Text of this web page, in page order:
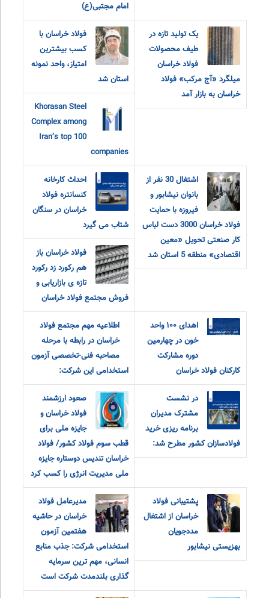
امام مجتبی(ع)
یک تولید تازه در
طیف محصولات
فولاد خراسان
میلگرد «آج مرکب» فولاد
خراسان به بازار آمد
فولاد خراسان با
کسب بیشترین
امتیاز، واحد نمونه
استان شد
Khorasan Steel
Complex among
Iran’s top 100
companies
اشتغال 30 نفر از
بانوان نیشابور و
فیروزه با حمایت
فولاد خراسان 3000 دست لباس
کار صنعتی تحویل «معین
اقتصادی» منطقه 5 استان شد
احداث کارخانه
کنسانتره فولاد
خراسان در سنگان
شتاب می گیرد
فولاد خراسان باز
هم رکورد زد رکورد
تازه ی بازاریابی و
فروش مجتمع فولاد خراسان
اهدای ۱۰۰ واحد
خون در چهارمین
دوره مشارکت
کارکنان فولاد خراسان
اطلاعیه مهم مجتمع فولاد
خراسان در رابطه با مرحله
مصاحبه فنی-تخصصی آزمون
استخدامی این شرکت:
در نشست
مشترک مدیران
برنامه ریزی خرید
فولادسازان کشور مطرح شد:
صعود ارزشمند
فولاد خراسان و
جایزه ملی برای
قطب سوم فولاد کشور/ فولاد
خراسان تندیس دوستاره جایزه
ملی مدیریت انرژی را کسب کرد
پشتیبانی فولاد
خراسان از اشتغال
مددجویان
بهزیستی نیشابور
مدیرعامل فولاد
خراسان در حاشیه
هفتمین آزمون
استخدامی شرکت: جذب منابع
انسانی، مهم ترین سرمایه
گذاری بلندمدت شرکت است